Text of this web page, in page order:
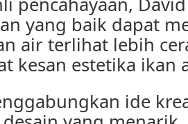
yang baik dapat
air terlihat lebih
kesan estetika ikan
ide